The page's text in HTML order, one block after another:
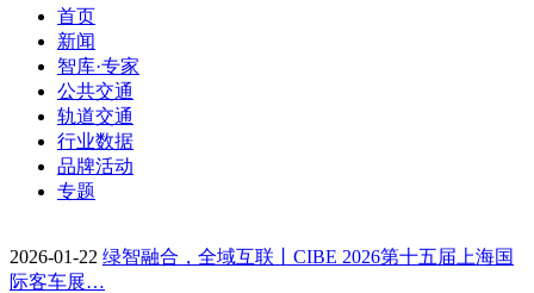
首页
新闻
智库·专家
公共交通
轨道交通
行业数据
品牌活动
专题
2026-01-22 绿智融合，全域互联丨CIBE 2026第十五届上海国
际客车展…